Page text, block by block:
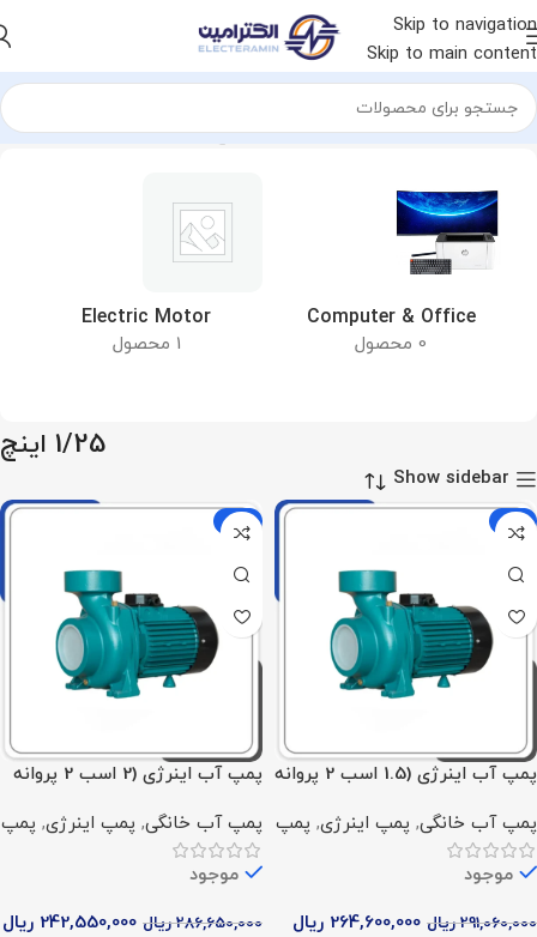
Skip to navigation
Skip to main content
خانه محصول قطر دهانه خروجی 1/25 اینچ
Computer & Office
0 محصول
Electric Motor
1 محصول
1/25 اینچ
Show sidebar
-9%
پمپ آب اینرژی (1.5 اسب 2 پروانه
پمپ آب خانگی, پمپ اینرژی, پمپ
موجود
291,060,000 ریال 264,600,000 ریال
-15%
پمپ آب اینرژی (2 اسب 2 پروانه
پمپ آب خانگی, پمپ اینرژی, پمپ
موجود
286,650,000 ریال 242,550,000 ریال